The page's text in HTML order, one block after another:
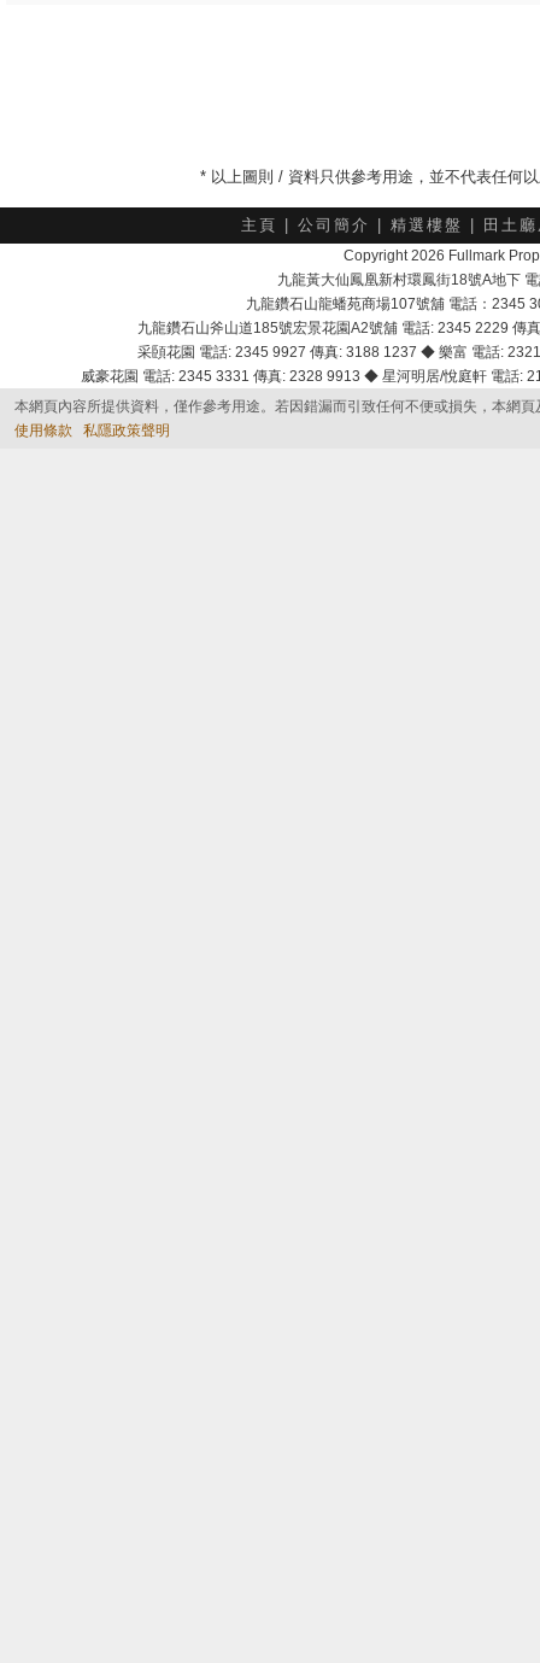
* 以上圖則 / 資料只供參考用途，並不代表任何
主頁 公司簡介 精選樓盤 田土
Copyright 2026 Fullmark
九龍黃大仙鳳凰新村環鳳街18號A地下
九龍鑽石山龍蟠苑商場107號舖 電話：2345
九龍鑽石山斧山道185號宏景花園A2號舖 電話: 2345 2229
采頣花園 電話: 2345 9927 傳真: 3188 1237 ◆ 樂富 電話:
威豪花園 電話: 2345 3331 傳真: 2328 9913 ◆ 星河明居/悅庭軒 電話
本網頁內容所提供資料，僅作參考用途。若因錯漏而引致任何不便或損失，本網
使用條款
私隱政策聲明